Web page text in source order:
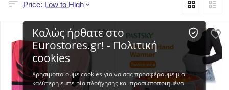
Price: Low to High
Καλώς ήρθατε στο
Eurostores.gr! - Πολιτική
cookies
Χρησιμοποιούμε cookies για να σας προσφέρουμε μια
καλύτερη εμπειρία πλοήγησης και προσωποποιημένο